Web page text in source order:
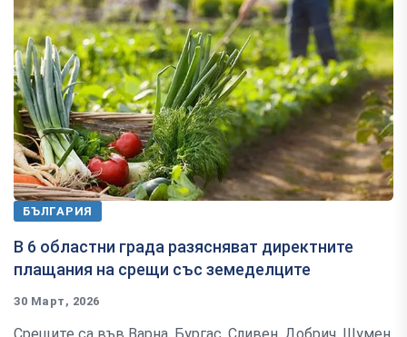
БЪЛГАРИЯ
В 6 областни града разясняват директните
плащания на срещи със земеделците
30 Март, 2026
Срещите са във Варна, Бургас, Сливен, Добрич, Шумен